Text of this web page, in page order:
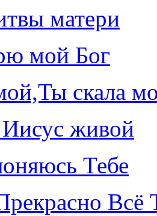
матери
мой Бог
скала
живой
Тебе
Всё